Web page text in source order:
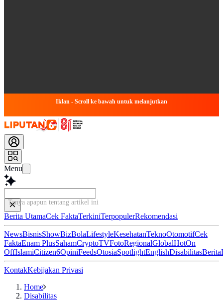
Iklan - Scroll ke bawah untuk melanjutkan
Menu
Tanya apapun tentang artikel ini...
Berita UtamaCek FaktaTerkiniTerpopulerRekomendasi
NewsBisnisShowBizBolaLifestyleKesehatanTeknoOtomotifCek
FaktaEnam PlusSahamCryptoTVFotoRegionalGlobalHotOn
OffIslamiCitizen6OpiniFeedsOtosiaSpotlightEnglishDisabilitasBerita
KontakKebijakan Privasi
Home
Disabilitas